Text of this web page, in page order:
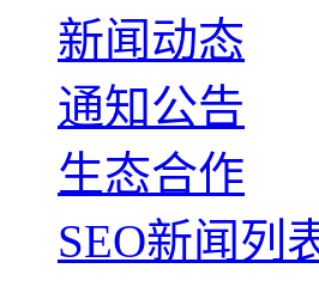
新闻动态
通知公告
生态合作
SEO新闻列